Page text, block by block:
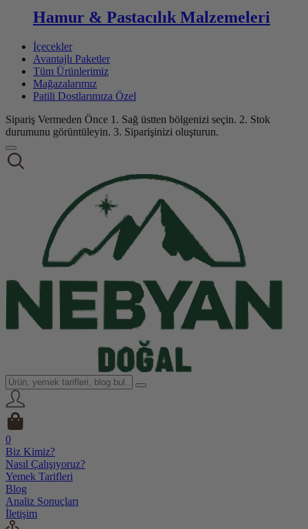
Hamur & Pastacılık Malzemeleri
İçecekler
Avantajlı Paketler
Tüm Ürünlerimiz
Mağazalarımız
Patili Dostlarımıza Özel
Sipariş Vermeden Önce 1. Sağ üstten bölgenizi seçin. 2. Stok
durumunu görüntüleyin. 3. Siparişinizi oluşturun.
0
Biz Kimiz?
Nasıl Çalışıyoruz?
Yemek Tarifleri
Blog
Analiz Sonuçları
İletişim